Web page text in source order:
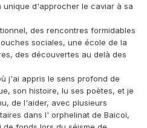
unique d'approcher le caviar à sa
des rencontres formidables
sociales, une école de la
des découvertes au delà des
j'ai appris le sens profond de
son histoire, lu ses poètes, et je
de l'aider, avec plusieurs
dans l' orphelinat de Baicoi,